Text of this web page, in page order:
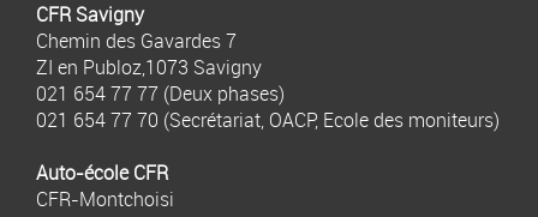
CFR Savigny
Chemin des Gavardes 7
ZI en Publoz,1073 Savigny
021 654 77 77 (Deux phases)
021 654 77 70 (Secrétariat, OACP, Ecole des moniteurs)
Auto-école CFR
CFR-Montchoisi